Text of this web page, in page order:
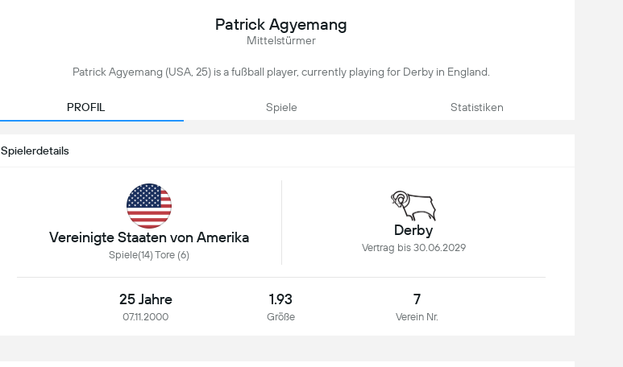
Patrick Agyemang
Mittelstürmer
Patrick Agyemang (USA, 25) is a fußball player, currently playing for Derby in England.
PROFIL Spiele Statistiken
Spielerdetails
Vereinigte Staaten von Amerika
Spiele(14) Tore (6)
Derby
Vertrag bis 30.06.2029
25 Jahre
07.11.2000
1.93
Größe
7
Verein Nr.